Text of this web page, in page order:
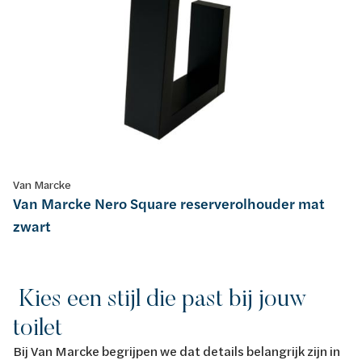
Van Marcke
Van Marcke Nero Square reserverolhouder mat
zwart
Kies een stijl die past bij jouw
toilet
Bij Van Marcke begrijpen we dat details belangrijk zijn in